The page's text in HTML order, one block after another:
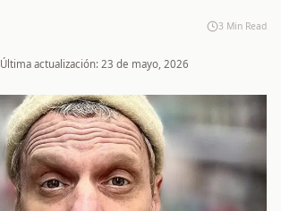
3 Min Read
Última actualización: 23 de mayo, 2026